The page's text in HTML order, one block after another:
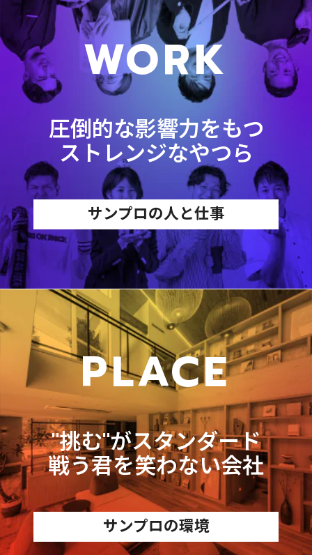
WORK
圧倒的な影響力をもつ
ストレンジなやつら
サンプロの人と仕事
PLACE
"挑む"がスタンダード
戦う君を笑わない会社
サンプロの環境